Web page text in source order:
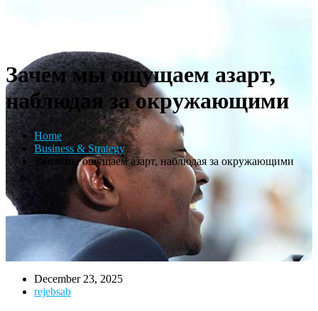
Зачем мы ощущаем азарт,
наблюдая за окружающими
Home
Business & Strategy
Зачем мы ощущаем азарт, наблюдая за окружающими
December 23, 2025
rejebsab